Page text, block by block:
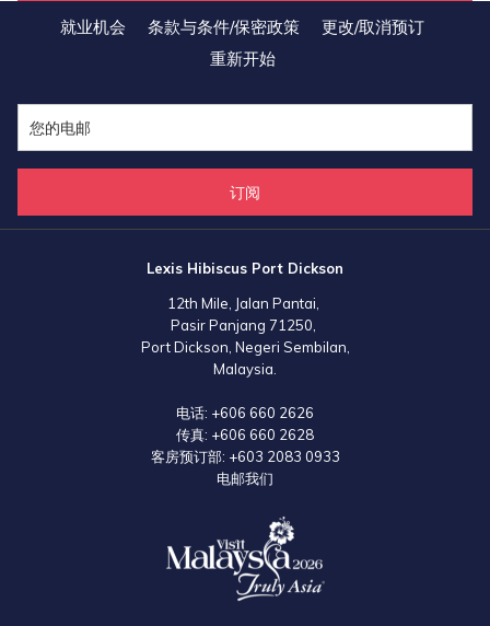
就业机会 条款与条件/保密政策
更改/取消预订
重新开始
订阅
Lexis Hibiscus Port Dickson
12th Mile, Jalan Pantai,
Pasir Panjang 71250,
Port Dickson, Negeri Sembilan,
Malaysia.
电话: +606 660 2626
传真: +606 660 2628
客房预订部: +603 2083 0933
电邮我们